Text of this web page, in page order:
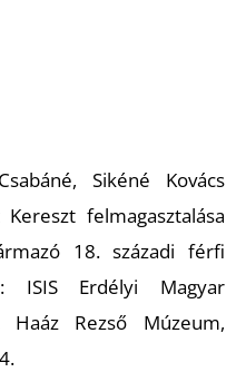
Sikéné Kovács
felmagasztalása
18. századi férfi
ISIS Erdélyi Magyar
Haáz Rezső Múzeum,